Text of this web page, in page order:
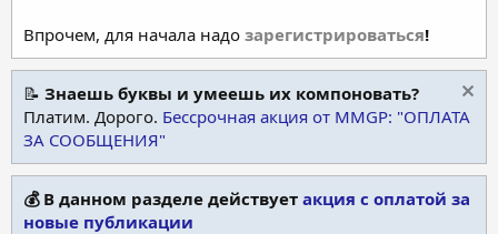
Впрочем, для начала надо зарегистрироваться!
📝 Знаешь буквы и умеешь их компоновать?
Платим. Дорого. Бессрочная акция от MMGP: "ОПЛАТА
ЗА СООБЩЕНИЯ"
💰 В данном разделе действует акция с оплатой за
новые публикации